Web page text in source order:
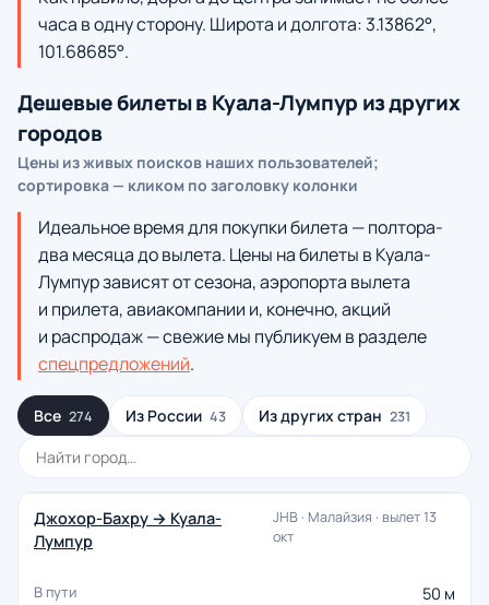
часа в одну сторону. Широта и долгота: 3.13862°,
101.68685°.
Дешевые билеты в Куала-Лумпур из других
городов
Цены из живых поисков наших пользователей;
сортировка — кликом по заголовку колонки
Идеальное время для покупки билета — полтора-
два месяца до вылета. Цены на билеты в Куала-
Лумпур зависят от сезона, аэропорта вылета
и прилета, авиакомпании и, конечно, акций
и распродаж — свежие мы публикуем в разделе
спецпредложений.
Все 274 Из России 43 Из других стран 231
Джохор-Бахру → Куала-
Лумпур
JHB · Малайзия · вылет 13
окт
50 м